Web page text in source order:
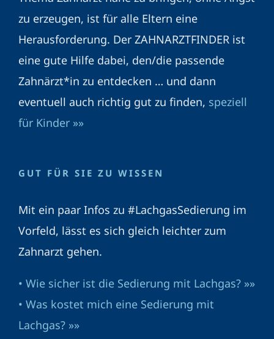
zu erzeugen, ist für alle Eltern eine
Herausforderung. Der ZAHNARZTFINDER ist
eine gute Hilfe dabei, den/die passende
Zahnärzt*in zu entdecken … und dann
eventuell auch richtig gut zu finden, speziell
für Kinder »»
GUT FÜR SIE ZU WISSEN
Mit ein paar Infos zu #LachgasSedierung im
Vorfeld, lässt es sich gleich leichter zum
Zahnarzt gehen.
• Wie sicher ist die Sedierung mit Lachgas? »»
• Was kostet mich eine Sedierung mit
Lachgas? »»